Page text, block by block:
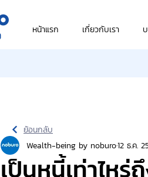
หน้าแรก เกี่ยวกับเรา
เป็นหนี้เท่าไห
Wealth-being by noburo12 ธ.ค.
ย้อนกลับ